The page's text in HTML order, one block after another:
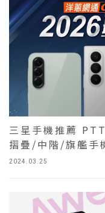
2024.03.25
三星手機推薦
摺疊/中階/旗艦手